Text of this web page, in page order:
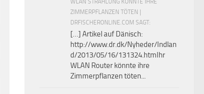
WLAN STRAHLUNG KÖNNTE IHRE
ZIMMERPFLANZEN TÖTEN |
DRFISCHERONLINE.COM SAGT:
[…] Artikel auf Dänisch:
http://www.dr.dk/Nyheder/Indlan
d/2013/05/16/131324.htmIhr
WLAN Router könnte ihre
Zimmerpflanzen töten...